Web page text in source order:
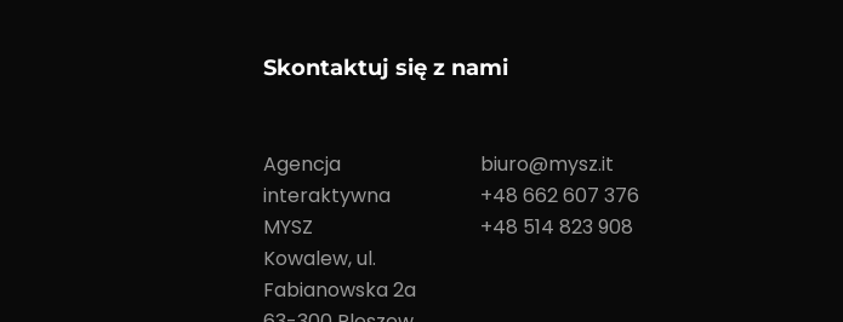
Skontaktuj się z nami
Agencja
interaktywna
MYSZ
Kowalew, ul.
Fabianowska 2a
biuro@mysz.it
+48 662 607 376
+48 514 823 908